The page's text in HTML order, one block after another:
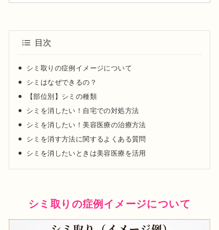
2010年04月 東京医科歯科大学医学部付属病院 研修医
2012年04月 東京医科歯科大学皮膚科 勤務
2015年01月 渋谷美容外科クリニック渋谷院 副院長就任
2024年01月 渋谷美容外科クリニック新宿院 院長就任
目次
シミ取りの症例イメージについて
シミはなぜできるの？
【部位別】シミの種類
シミを消したい！自宅での対処方法
シミを消したい！美容医療の治療方法
シミを消す方法に関するよくある質問
シミを消したいときは美容医療を活用
シミ取りの症例イメージについて